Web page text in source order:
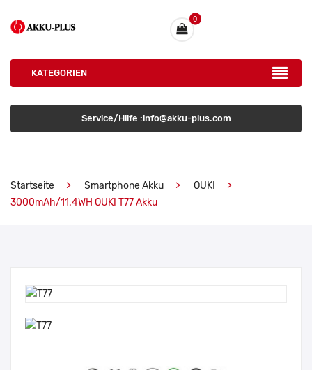
0
KATEGORIEN
Service/Hilfe :info@akku-plus.com
Startseite Smartphone Akku
OUKI
3000mAh/11.4WH OUKI T77 Akku